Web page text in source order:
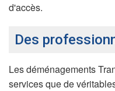
d'accès.
Des
Les déménagements
services que de